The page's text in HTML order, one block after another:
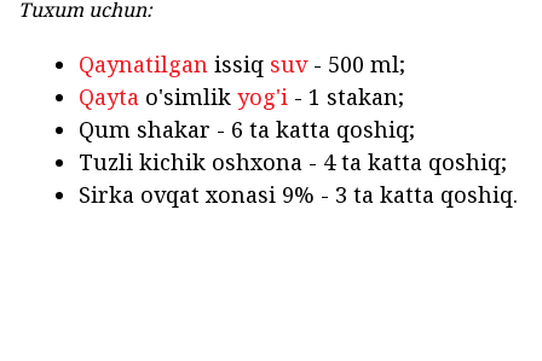
Tuxum uchun:
Qaynatilgan issiq suv- 500 ml;
Qayta o'simlik yog'i - 1 stakan;
Qum shakar - 6 ta katta qoshiq;
Tuzli kichik oshxona - 4 ta katta qoshiq;
Sirka ovqat xonasi 9% - 3 ta katta qoshiq.